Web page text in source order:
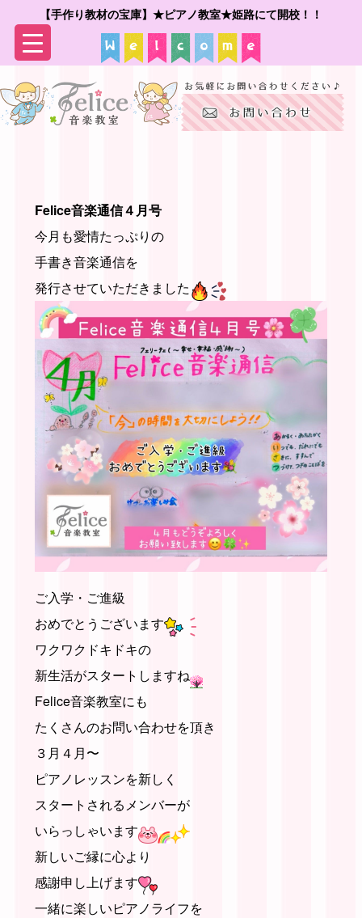
【手作り教材の宝庫】★ピアノ教室★姫路にて開校！！
Felice音楽通信４月号
今月も愛情たっぷりの
手書き音楽通信を
発行させていただきました
ご入学・ご進級
おめでとうございます
ワクワクドキドキの
新生活がスタートしますね
Felice音楽教室にも
たくさんのお問い合わせを頂き
３月４月〜
ピアノレッスンを新しく
スタートされるメンバーが
いらっしゃいます
新しいご縁に心より
感謝申し上げます
一緒に楽しいピアノライフを
▼